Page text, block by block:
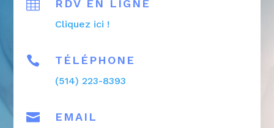
 RDV EN LIGNE
Cliquez ici !
 TÉLÉPHONE
(514) 223-8393
 EMAIL